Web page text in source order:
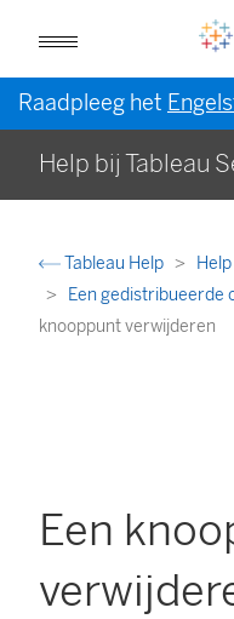
Raadpleeg het
Help bij Tableau
Tableau Help
Een gedistribueerde
knooppunt verwijderen
Een